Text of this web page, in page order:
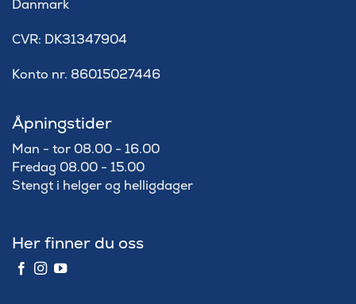
Danmark
​CVR: DK31347904
Konto nr. 86015027446
Åpningstider
Man - tor 08.00 - 16.00
Fredag 08.00 - 15.00
Stengt i helger og helligdager
Her finner du oss